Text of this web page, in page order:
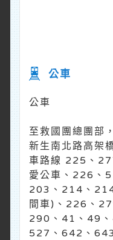
公車
公車
至救國團總團部
新生南北路高架
車路線 225、
愛公車、226、
203、214、
間車)、226、
290、41、49
527、642、